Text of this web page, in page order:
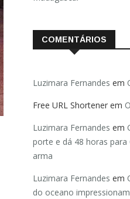
COMENTÁRIOS
Luzimara Fernandes em
Free URL Shortener em
Luzimara Fernandes em
porte e dá 48 horas
arma
Luzimara Fernandes em
do oceano